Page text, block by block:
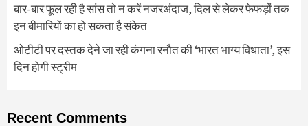
बार-बार फूल रही है सांस तो न करें नजरअंदाज, दिल से लेकर फेफड़ों तक
इन बीमारियों का हो सकता है संकेत
ओटीटी पर दस्तक देने जा रही कंगना रनौत की ‘भारत भाग्य विधाता’, इस
दिन होगी स्ट्रीम
Recent Comments